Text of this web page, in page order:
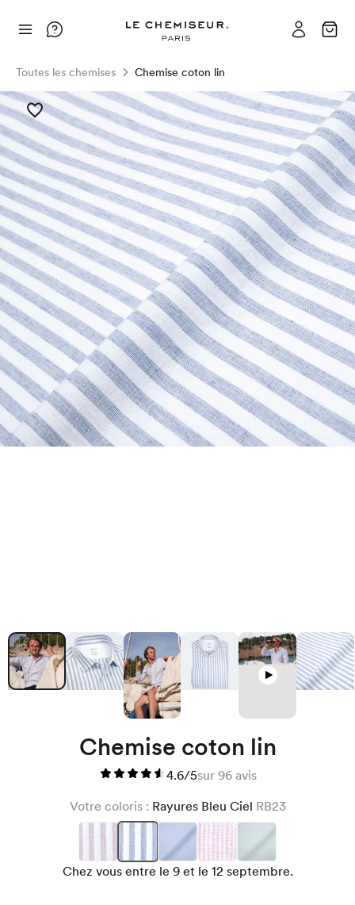
Toutes les chemises Chemise coton lin
Chemise coton lin
4.6/5sur 96 avis
Votre coloris : Rayures Bleu Ciel RB23
Chez vous entre le 9 et le 12 septembre.